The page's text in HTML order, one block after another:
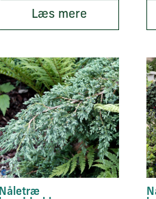
Læs mere
Nåletræ